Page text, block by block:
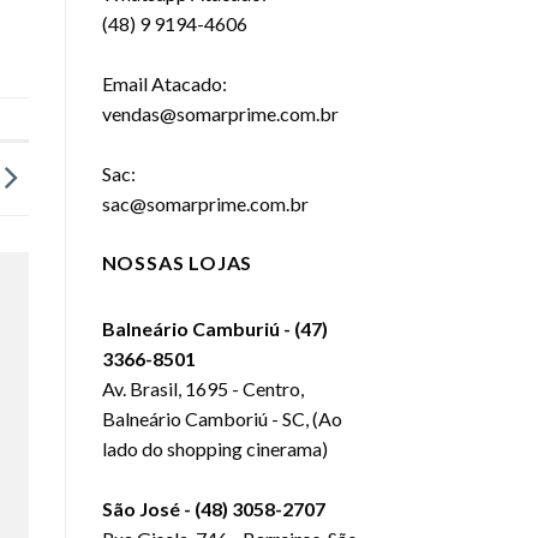
(48) 9 9194-4606
Email Atacado:
vendas@somarprime.com.br
Sac:
sac@somarprime.com.br
NOSSAS LOJAS
Balneário Camburiú - (47)
3366-8501
Av. Brasil, 1695 - Centro,
Balneário Camboriú - SC, (Ao
lado do shopping cinerama)
São José - (48) 3058-2707